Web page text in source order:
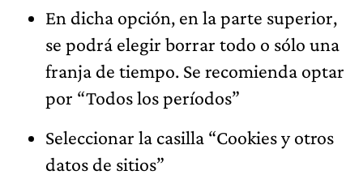
En dicha opción, en la parte superior,
se podrá elegir borrar todo o sólo una
franja de tiempo. Se recomienda optar
por “Todos los períodos”
Seleccionar la casilla “Cookies y otros
datos de sitios”